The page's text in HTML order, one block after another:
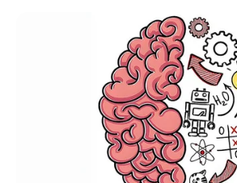
Mərkəzi Bankdan mühüm qərar:
Müştərilərə qarşı davranış qaydaları